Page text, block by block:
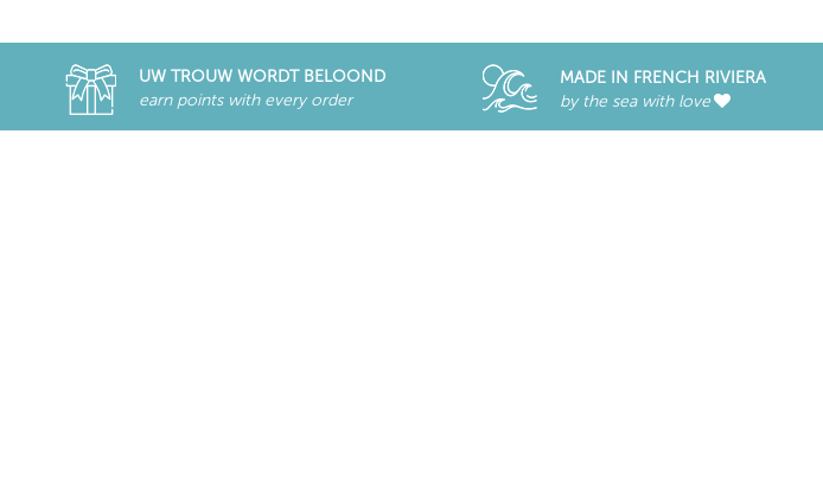
UW TROUW WORDT BELOOND
earn points with every order
MADE IN FRENCH RIVIERA
by the sea with love